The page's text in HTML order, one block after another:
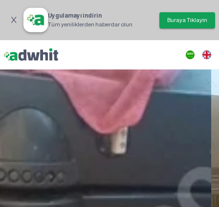
Uygulamayı indirin
Tüm yeniliklerden haberdar olun
Buraya Tıklayın